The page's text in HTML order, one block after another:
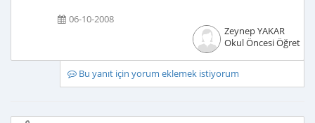
06-10-2008
Zeynep YAKAR
Okul Öncesi
Bu yanıt için yorum eklemek istiyorum